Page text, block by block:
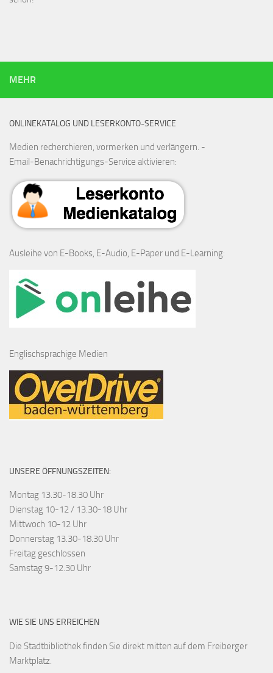
MEHR
ONLINEKATALOG UND LESERKONTO-SERVICE
Medien recherchieren, vormerken und verlängern. -
Email-Benachrichtigungs-Service aktivieren:
Ausleihe von E-Books, E-Audio, E-Paper und E-Learning:
Englischsprachige Medien
UNSERE ÖFFNUNGSZEITEN:
Montag 13.30-18.30 Uhr
Dienstag 10-12 / 13.30-18 Uhr
Mittwoch 10-12 Uhr
Donnerstag 13.30-18.30 Uhr
Freitag geschlossen
Samstag 9-12.30 Uhr
WIE SIE UNS ERREICHEN
Die Stadtbibliothek finden Sie direkt mitten auf dem Freiberger
Marktplatz.